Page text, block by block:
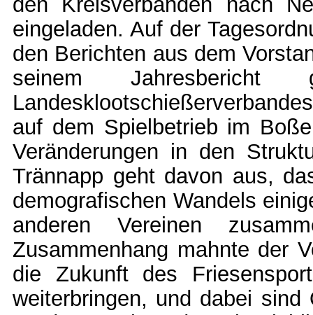
eingeladen. Auf der
den Berichten aus dem
seinem
auf dem Spielbetrieb im
Veränderungen in den
Trännapp geht davon aus,
demografischen Wandels
anderen Vereinen
Zusammenhang mahnte der
die Zukunft des
weiterbringen, und dabei sind